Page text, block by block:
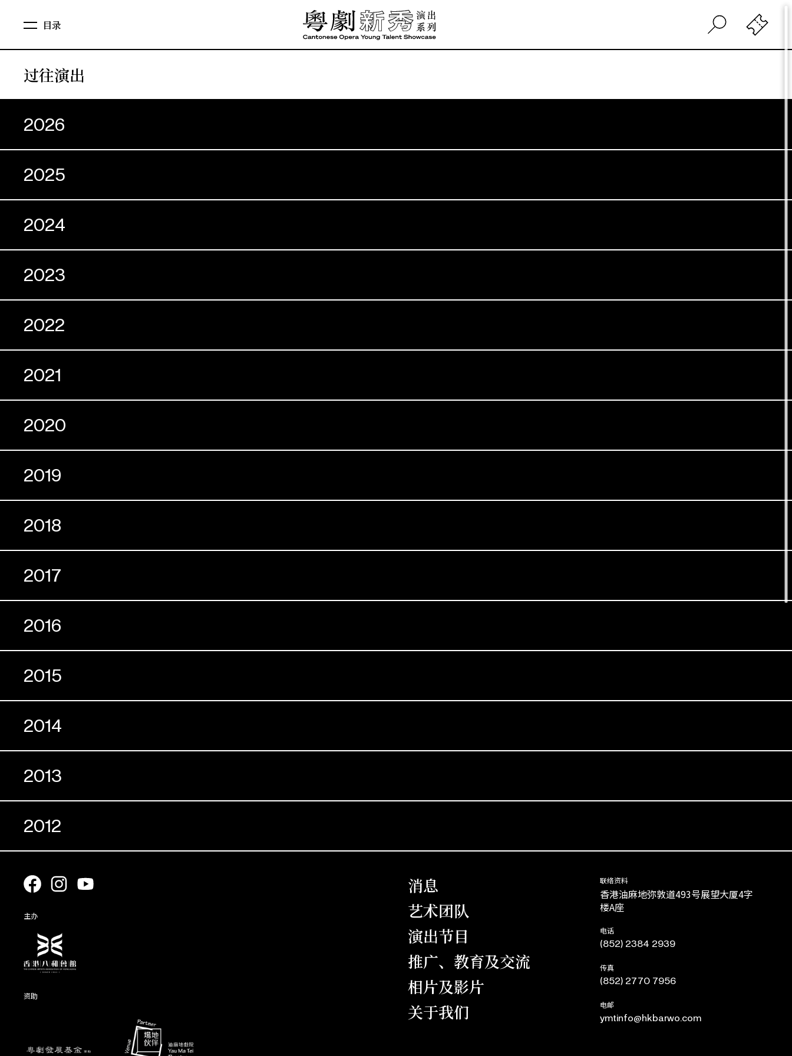
过往演出
2026
2025
2024
2023
2022
2021
2020
2019
2018
2017
2016
2015
2014
2013
2012
目录
主办
资助
消息
艺术团队
演出节目
推广、教育及交流
相片及影片
关于我们
联络资料
香港油麻地弥敦道493号展望大厦4字
楼A座
电话
(852) 2384 2939
传真
(852) 2770 7956
电邮
ymtinfo@hkbarwo.com